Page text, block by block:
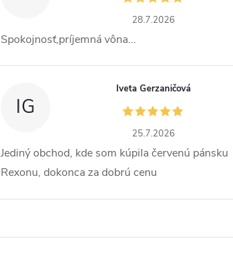
28.7.2026
Spokojnosť,príjemná vôna...
IG
Iveta Gerzaničová
25.7.2026
Jediný obchod, kde som kúpila červenú pánsku
Rexonu, dokonca za dobrú cenu